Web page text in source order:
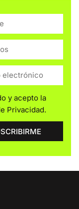
y acepto la
Privacidad.